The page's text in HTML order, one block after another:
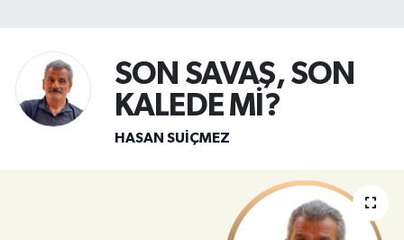
SON SAVAŞ, SON
KALEDE Mİ?
HASAN SUIÇMEZ
Teknoloji
TRABZON